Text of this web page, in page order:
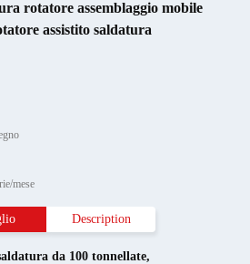
rotatore assemblaggio mobile
assistito saldatura
mese
Description
da 100 tonnellate,